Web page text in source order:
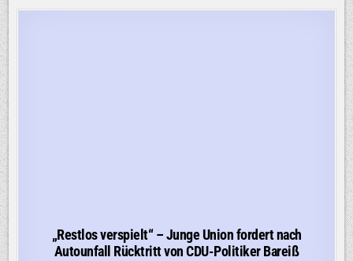
„Restlos verspielt“ – Junge Union fordert nach
Autounfall Rücktritt von CDU-Politiker Bareiß